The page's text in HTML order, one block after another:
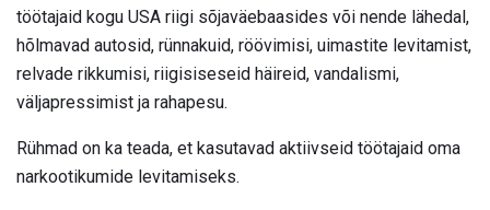
töötajaid kogu USA riigi sõjaväebaasides või nende lähedal,
hõlmavad autosid, rünnakuid, röövimisi, uimastite levitamist,
relvade rikkumisi, riigisiseseid häireid, vandalismi,
väljapressimist ja rahapesu.
Rühmad on ka teada, et kasutavad aktiivseid töötajaid oma
narkootikumide levitamiseks.